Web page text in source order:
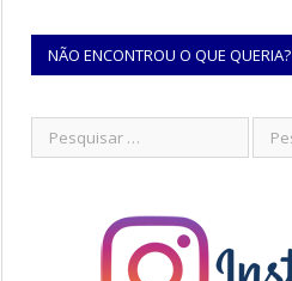
NÃO ENCONTROU O QUE QUERIA?